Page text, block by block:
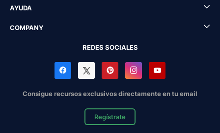
AYUDA
COMPANY
REDES SOCIALES
Consigue recursos exclusivos directamente en tu email
Regístrate